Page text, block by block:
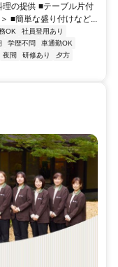
の提供 ■テーブル片付
■簡単な盛り付けなど...
OK
社員登用あり
学歴不問
車通勤OK
夜間 研修あり
夕方